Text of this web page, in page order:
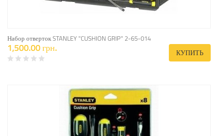
Набор отверток STANLEY "CUSHION GRIP" 2-65-014
1,500.00 грн. КУПИТЬ